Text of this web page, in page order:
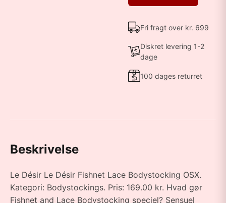
Fri fragt over kr. 699
Diskret levering 1-2
dage
100 dages returret
Beskrivelse
Le Désir Le Désir Fishnet Lace Bodystocking OSX.
Kategori: Bodystockings. Pris: 169.00 kr. Hvad gør
Fishnet and Lace Bodystocking speciel? Sensuel